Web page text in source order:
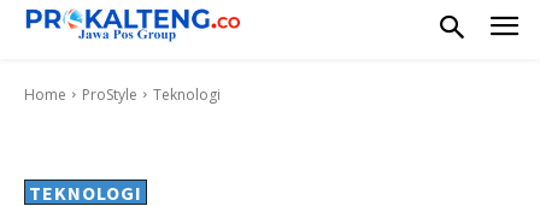
Home ProStyle Teknologi
TEKNOLOGI